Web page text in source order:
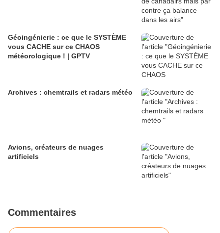
Géoingénierie : ce que le SYSTÈME
vous CACHE sur ce CHAOS
météorologique ! | GPTV
Archives : chemtrails et radars météo
Avions, créateurs de nuages
artificiels
Commentaires